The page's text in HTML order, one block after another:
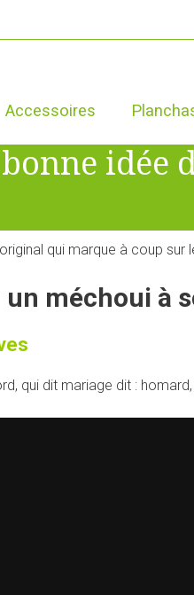
Accessoires
idée
qui marque à coup sur
un méchoui à
qui dit mariage dit :